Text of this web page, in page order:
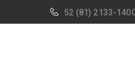
52 (81) 2133-